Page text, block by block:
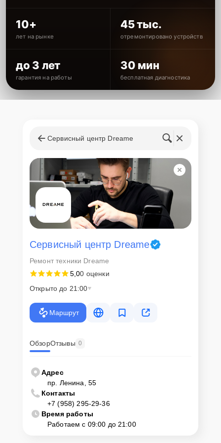
10+
лет на рынке
45 тыс.
отремонтировано устройств
до 3 лет
гарантия на работы
30 мин
бесплатная диагностика
Сервисный центр Dreame
Сервисный центр Dreame
Ремонт техники Dreame
5,00 оценки
Открыто до 21:00
Маршрут
ОбзорОтзывы 0
Адрес
пр. Ленина, 55
Контакты
+7 (958) 295-29-36
Время работы
Работаем с 09:00 до 21:00